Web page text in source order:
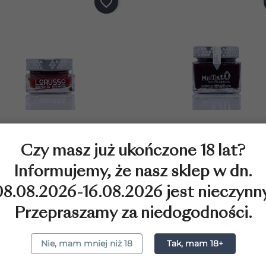
DODAJ DO KOSZYKA
Truskawkowa...
29,00 zł
DODAJ DO KOSZYKA
Marmolada Borókowa
35,00 zł
1-2 z 2 pozycji
Czy masz już ukończone 18 lat?
Informujemy, że nasz sklep w dn.
16.08.2026 jest
Przepraszamy za niedogodności.
Nie, mam mniej niż 18 Tak, mam 18+